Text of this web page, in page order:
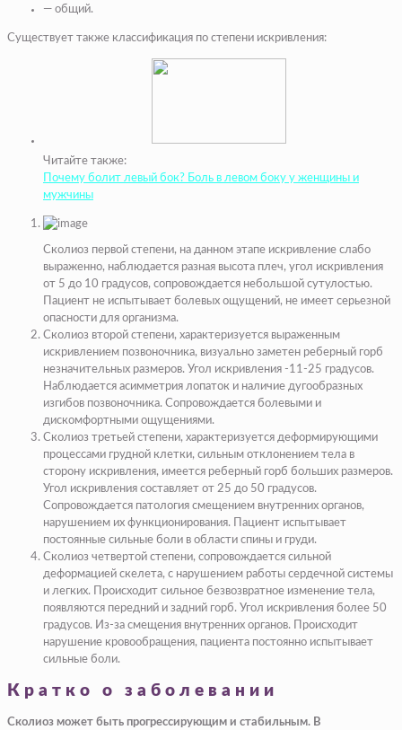
— общий.
Существует также классификация по степени искривления:
Читайте также:
Почему болит левый бок? Боль в левом боку у женщины и
мужчины
Сколиоз первой степени, на данном этапе искривление слабо
выраженно, наблюдается разная высота плеч, угол искривления
от 5 до 10 градусов, сопровождается небольшой сутулостью.
Пациент не испытывает болевых ощущений, не имеет серьезной
опасности для организма.
Сколиоз второй степени, характеризуется выраженным
искривлением позвоночника, визуально заметен реберный горб
незначительных размеров. Угол искривления -11-25 градусов.
Наблюдается асимметрия лопаток и наличие дугообразных
изгибов позвоночника. Сопровождается болевыми и
дискомфортными ощущениями.
Сколиоз третьей степени, характеризуется деформирующими
процессами грудной клетки, сильным отклонением тела в
сторону искривления, имеется реберный горб больших размеров.
Угол искривления составляет от 25 до 50 градусов.
Сопровождается патология смещением внутренних органов,
нарушением их функционирования. Пациент испытывает
постоянные сильные боли в области спины и груди.
Сколиоз четвертой степени, сопровождается сильной
деформацией скелета, с нарушением работы сердечной системы
и легких. Происходит сильное безвозвратное изменение тела,
появляются передний и задний горб. Угол искривления более 50
градусов. Из-за смещения внутренних органов. Происходит
нарушение кровообращения, пациента постоянно испытывает
сильные боли.
Кратко о заболевании
Сколиоз может быть прогрессирующим и стабильным. В